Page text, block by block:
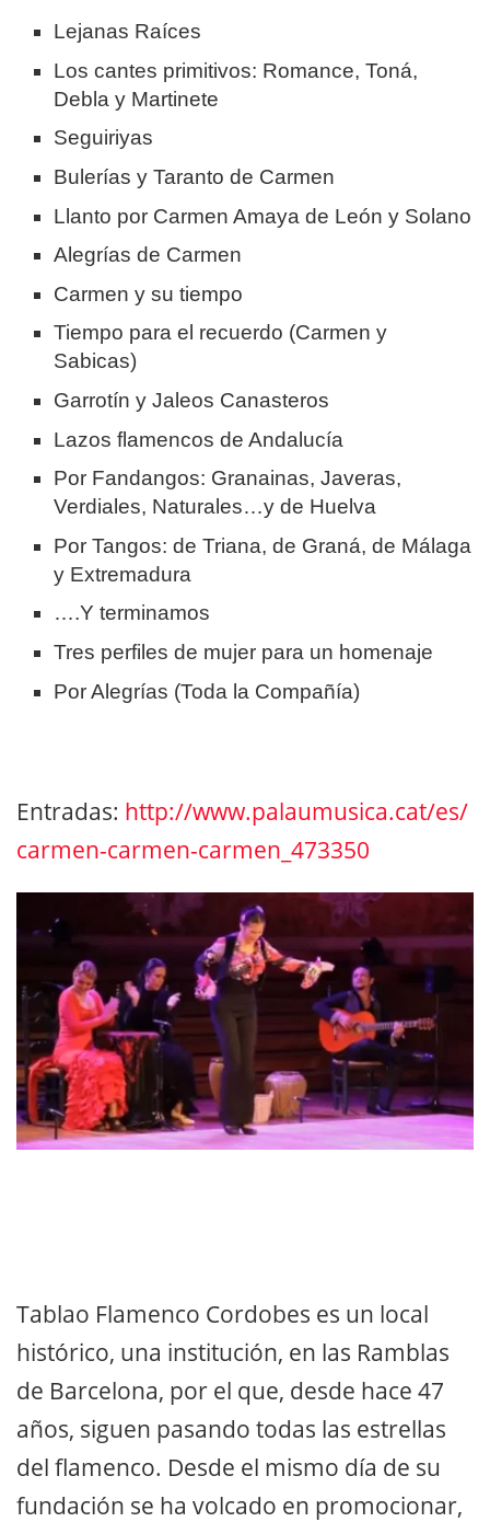
Lejanas Raíces
Los cantes primitivos: Romance, Toná,
Debla y Martinete
Seguiriyas
Bulerías y Taranto de Carmen
Llanto por Carmen Amaya de León y Solano
Alegrías de Carmen
Carmen y su tiempo
Tiempo para el recuerdo (Carmen y
Sabicas)
Garrotín y Jaleos Canasteros
Lazos flamencos de Andalucía
Por Fandangos: Granainas, Javeras,
Verdiales, Naturales…y de Huelva
Por Tangos: de Triana, de Graná, de Málaga
y Extremadura
….Y terminamos
Tres perfiles de mujer para un homenaje
Por Alegrías (Toda la Compañía)
Entradas: http://www.palaumusica.cat/es/
carmen-carmen-carmen_473350
Tablao Flamenco Cordobes es un local
histórico, una institución, en las Ramblas
de Barcelona, por el que, desde hace 47
años, siguen pasando todas las estrellas
del flamenco. Desde el mismo día de su
fundación se ha volcado en promocionar,